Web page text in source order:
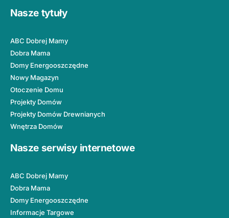
Nasze tytuły
ABC Dobrej Mamy
Dobra Mama
Domy Energooszczędne
Nowy Magazyn
Otoczenie Domu
Projekty Domów
Projekty Domów Drewnianych
Wnętrza Domów
Nasze serwisy internetowe
ABC Dobrej Mamy
Dobra Mama
Domy Energooszczędne
Informacje Targowe